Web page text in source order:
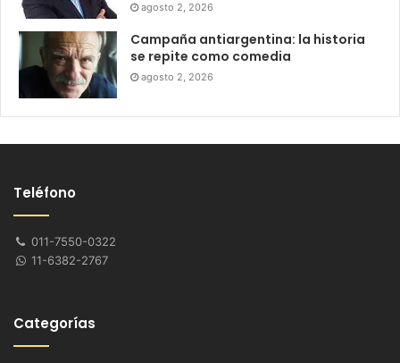
agosto 2, 2026
Campaña antiargentina: la historia
se repite como comedia
agosto 2, 2026
Teléfono
011-7550-0322
11-6382-2767
Categorías